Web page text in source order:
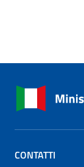
CONTATTI